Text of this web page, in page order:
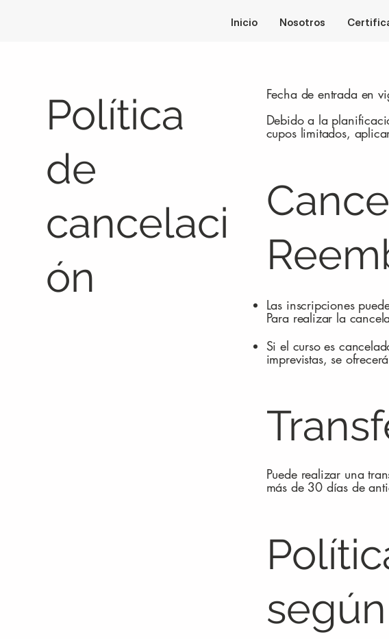
Inicio Nosotros
Política
de
cancelaci
ón
Fecha de entrada en
Debido a la
cupos limitados,
Las inscripciones
Para realizar la
Si el curso es
imprevistas, se
Puede realizar una
más de 30 días de